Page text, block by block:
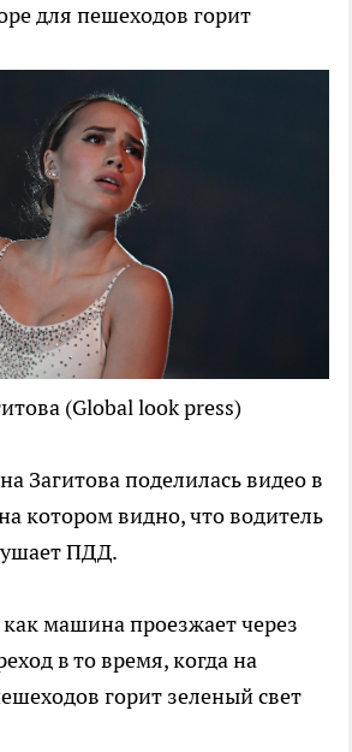
для пешеходов горит
(Global look press)
Загитова поделилась видео в
котором видно, что водитель
ПДД.
машина проезжает через
в то время, когда на
горит зеленый свет